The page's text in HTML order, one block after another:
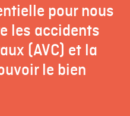
pour nous
les accidents
(AVC) et la
le bien